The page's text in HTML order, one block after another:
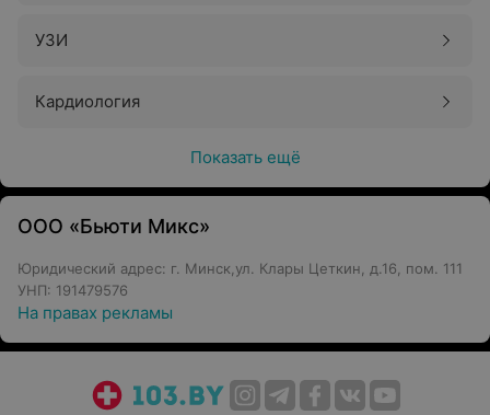
УЗИ
Кардиология
Показать ещё
ООО «Бьюти Микс»
Юридический адрес: г. Минск,ул. Клары Цеткин, д.16, пом. 111
УНП: 191479576
На правах рекламы